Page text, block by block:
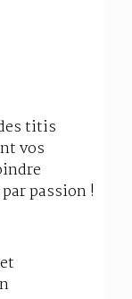
titis
vos
passion !